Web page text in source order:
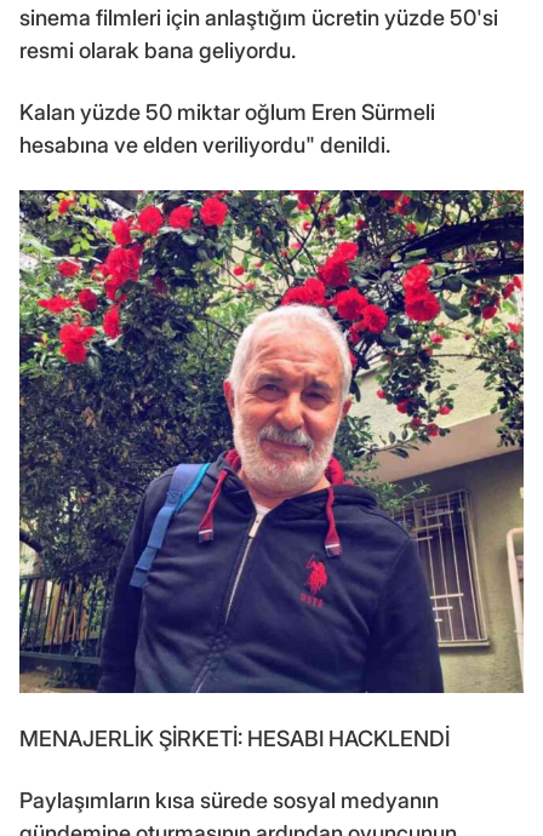
sinema filmleri için anlaştığım ücretin yüzde 50'si
resmi olarak bana geliyordu.
Kalan yüzde 50 miktar oğlum Eren Sürmeli
hesabına ve elden veriliyordu" denildi.
MENAJERLİK ŞİRKETİ: HESABI HACKLENDİ
Paylaşımların kısa sürede sosyal medyanın